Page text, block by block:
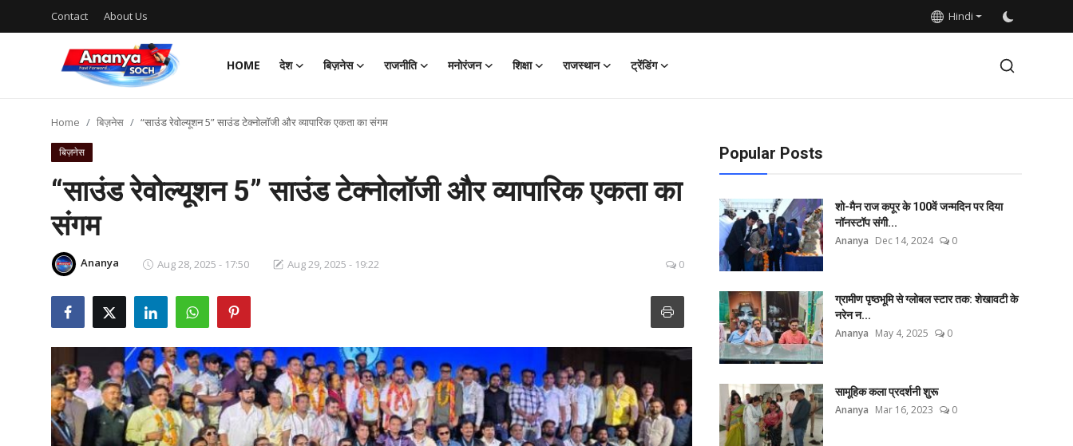
Contact About Us Hindi
HOME देश बिज़नेस राजनीति मनोरंजन शिक्षा राजस्थान ट्रेंडिंग
Contact
About Us
राजस्थान
Home बिज़नेस “साउंड रेवोल्यूशन 5” साउंड टेक्नोलॉजी और व्यापारिक एकता का संगम
बिज़नेस
“साउंड रेवोल्यूशन 5” साउंड टेक्नोलॉजी और व्यापारिक एकता का
संगम
Ananya Aug 28, 2025 - 17:50 Aug 29, 2025 - 19:22 0
Popular Posts
शो-मैन राज कपूर के 100वें जन्मदिन पर दिया
नॉनस्टॉप संगी...
Ananya Dec 14, 2024 0
ग्रामीण पृष्ठभूमि से ग्लोबल स्टार तक: शेखावटी के
नरेन न...
Ananya May 4, 2025 0
सामूहिक कला प्रदर्शनी शुरू
Ananya Mar 16, 2023 0